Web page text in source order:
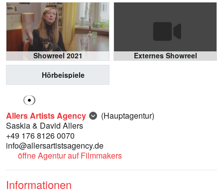
Showreel 2021
Externes Showreel
Hörbeispiele
Allers Artists Agency
(Hauptagentur)
Saskia & David Allers
+49 176 8126 0070
info@allersartistsagency.de
öffne Agentur auf Filmmakers
Informationen